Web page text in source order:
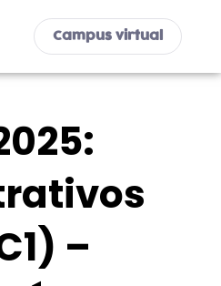
Campus virtual
–